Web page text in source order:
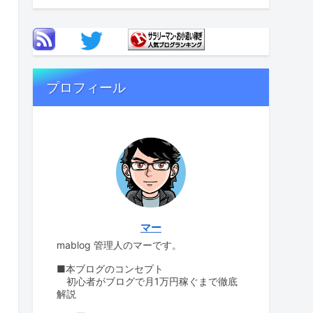
プロフィール
マー
mablog 管理人のマーです。
■本ブログのコンセプト
初心者がブログで月1万円稼ぐまで徹底
解説